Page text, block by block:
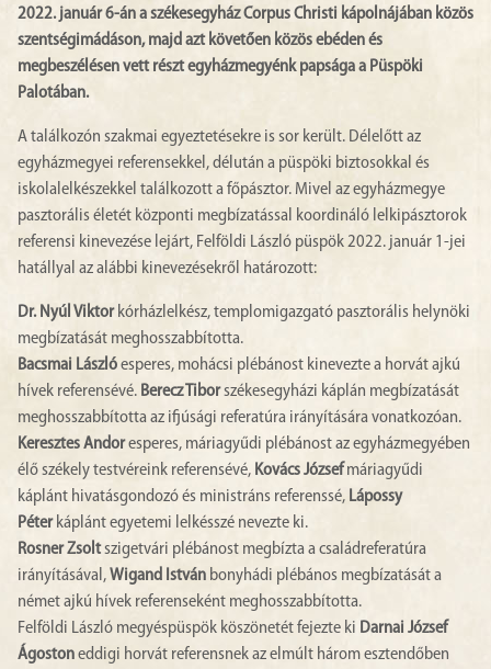
2022. január 6-án a székesegyház Corpus Christi kápolnájában közös
szentségimádáson, majd azt követően közös ebéden és
megbeszélésen vett részt egyházmegyénk papsága a Püspöki
Palotában.
A találkozón szakmai egyeztetésekre is sor került. Délelőtt az
egyházmegyei referensekkel, délután a püspöki biztosokkal és
iskolalelkészekkel találkozott a főpásztor. Mivel az egyházmegye
pasztorális életét központi megbízatással koordináló lelkipásztorok
referensi kinevezése lejárt, Felföldi László püspök 2022. január 1-jei
hatállyal az alábbi kinevezésekről határozott:
Dr. Nyúl Viktorkórházlelkész, templomigazgató pasztorális helynöki
megbízatását meghosszabbította.
Bacsmai Lászlóesperes, mohácsi plébánost kinevezte a horvát ajkú
hívek referensévé. Berecz Tiborszékesegyházi káplán megbízatását
meghosszabbította az ifjúsági referatúra irányítására vonatkozóan.
Keresztes Andoresperes, máriagyűdi plébánost az egyházmegyében
élő székely testvéreink referensévé, Kovács Józsefmáriagyűdi
káplánt hivatásgondozó és ministráns referenssé, Lápossy
Péterkáplánt egyetemi lelkésszé nevezte ki.
Rosner Zsoltszigetvári plébánost megbízta a családreferatúra
irányításával,Wigand István bonyhádi plébános megbízatását a
német ajkú hívek referenseként meghosszabbította.
Felföldi László megyéspüspök köszönetét fejezte ki Darnai József
Ágostoneddigi horvát referensnek az elmúlt három esztendőben